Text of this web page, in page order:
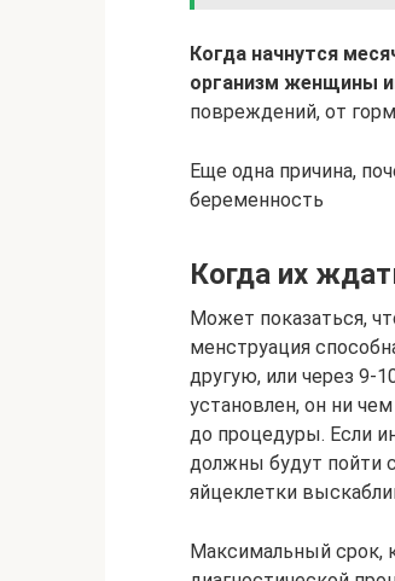
Когда начнутся
организм женщины
повреждений, от
Еще одна причина,
беременность
Когда их
Может показаться,
менструация
другую, или через 9-
установлен, он ни
до процедуры. Если
должны будут пойти
яйцеклетки
Максимальный срок,